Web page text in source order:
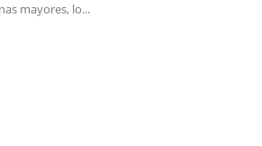
mayores, lo...